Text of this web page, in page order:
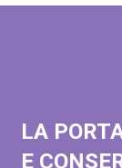
LA
E